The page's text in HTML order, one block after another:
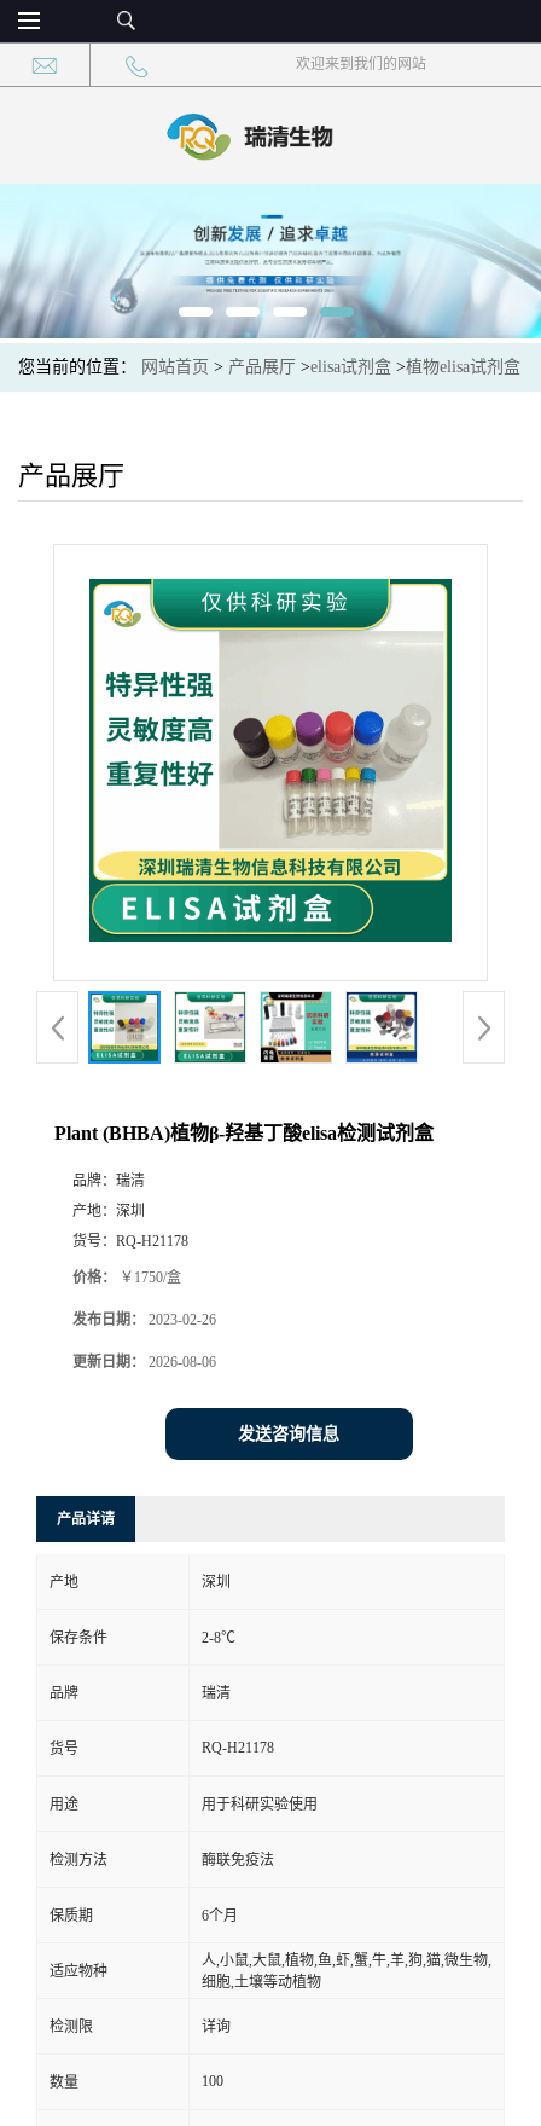
欢迎来到我们的网站
您当前的位置： 网站首页 > 产品展厅 >elisa试剂盒 >植物elisa试剂盒
产品展厅
Plant (BHBA)植物β-羟基丁酸elisa检测试剂盒
品牌： 瑞清
产地： 深圳
货号： RQ-H21178
价格： ￥1750/盒
发布日期： 2023-02-26
更新日期： 2026-08-06
发送咨询信息
产品详请
产地 深圳
保存条件 2-8℃
品牌 瑞清
货号 RQ-H21178
用途 用于科研实验使用
检测方法 酶联免疫法
保质期 6个月
适应物种
人,小鼠,大鼠,植物,鱼,虾,蟹,牛,羊,狗,猫,微生物,
细胞,土壤等动植物
检测限 详询
数量 100